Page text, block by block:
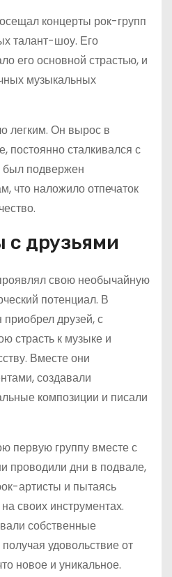
концерты рок-групп
талант-шоу. Его
его основной страстью, и
музыкальных
легким. Он вырос в
постоянно сталкивался с
подвержен
что наложило отпечаток
с друзьями
свою необычайную
потенциал. В
друзей, с
страсть к музыке и
Вместе они
создавали
композиции и писали
первую группу вместе с
проводили дни в подвале,
артисты и пытаясь
своих инструментах.
собственные
удовольствие от
новое и уникальное.